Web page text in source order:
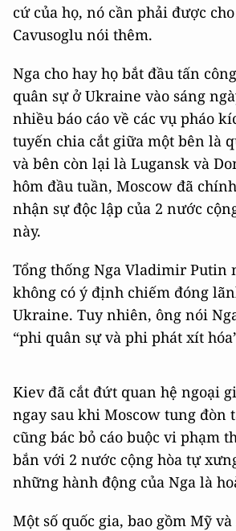
cứ của họ, nó cần phải được
Cavusoglu nói thêm.
Nga cho hay họ bắt đầu tấn
quân sự ở Ukraine vào sáng
nhiều báo cáo về các vụ pháo
tuyến chia cắt giữa một bên là
và bên còn lại là Lugansk và
hôm đầu tuần, Moscow đã
nhận sự độc lập của 2 nước
này.
Tổng thống Nga Vladimir Putin
không có ý định chiếm đóng
Ukraine. Tuy nhiên, ông nói
“phi quân sự và phi phát xít
Kiev đã cắt đứt quan hệ ngoại
ngay sau khi Moscow tung đòn
cũng bác bỏ cáo buộc vi phạm
bắn với 2 nước cộng hòa tự
những hành động của Nga là
Một số quốc gia, bao gồm Mỹ